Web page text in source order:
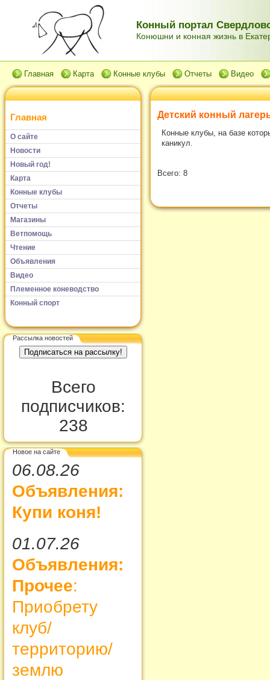
Конный портал
Конюшни и конная жизнь в
Главная Карта Конные клубы Отчеты Видео
Главная
О сайте
Новости
Новый год!
Карта
Конные клубы
Отчеты
Магазины
Ветпомощь
Чтение
Объявления
Видео
Племенное коневодство
Конный спорт
Рассылка новостей
Всего
подписчиков:
238
Новое на сайте
06.08.26
Объявления:
Купи коня!
01.07.26
Объявления:
Прочее:
Приобрету
клуб/
территорию/
землю
Детский конный
Конные клубы, на базе
каникул.
Всего: 8